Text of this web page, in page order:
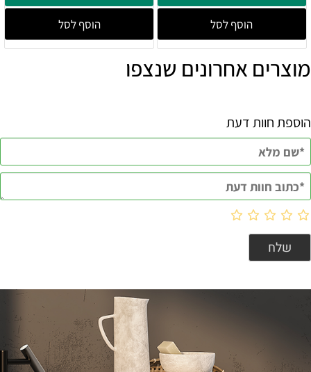
הוסף לסל הוסף לסל
מוצרים אחרונים שנצפו
הוספת חוות דעת